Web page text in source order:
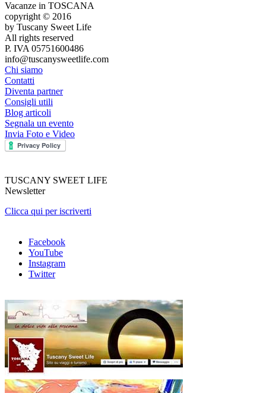
Vacanze in TOSCANA
copyright © 2016
by Tuscany Sweet Life
All rights reserved
P. IVA 05751600486
info@tuscanysweetlife.com
Chi siamo
Contatti
Diventa partner
Consigli utili
Blog articoli
Segnala un evento
Invia Foto e Video
TUSCANY SWEET LIFE
Newsletter
Clicca qui per iscriverti
Facebook
YouTube
Instagram
Twitter